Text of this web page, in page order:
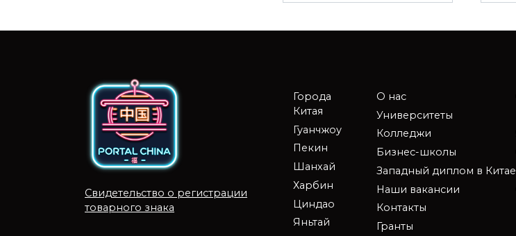
Свидетельство о регистрации
товарного знака
Города
Китая
Гуанчжоу
Пекин
Шанхай
Харбин
Циндао
Яньтай
О нас
Университеты
Колледжи
Бизнес-школы
Западный диплом в Китае
Наши вакансии
Контакты
Гранты